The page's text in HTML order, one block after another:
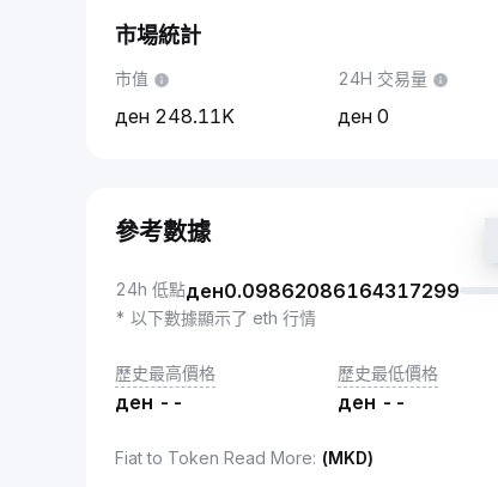
市場統計
市值
248.11K
24H 交易量
0
參考數據
24h 低點ден0.09862086164317299
* 以下數據顯示了 eth 行情
歷史最高價格
ден --
歷史最低價格
ден --
Fiat to Token Read More: (MKD)